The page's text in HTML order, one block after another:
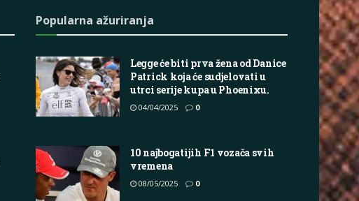
Popularna ažuriranja
Legge će biti prva žena od Danice
Patrick koja će sudjelovati u
utrci serije kupa u Phoenixu.
04/04/2025 0
10 najbogatijih F1 vozača svih
vremena
08/05/2025 0